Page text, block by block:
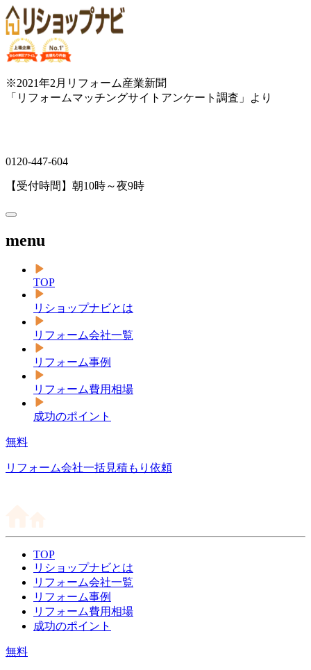
※2021年2月リフォーム産業新聞
「リフォームマッチングサイトアンケート調査」より
0120-447-604
【受付時間】朝10時～夜9時
menu
TOP
リショップナビとは
リフォーム会社一覧
リフォーム事例
リフォーム費用相場
成功のポイント
無料
リフォーム会社一括見積もり依頼
TOP
リショップナビとは
リフォーム会社一覧
リフォーム事例
リフォーム費用相場
成功のポイント
無料